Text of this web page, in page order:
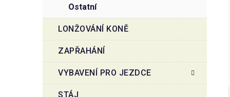
ostatní
LONŽOVÁNÍ KONĚ
ZAPŘAHÁNÍ
VYBAVENÍ PRO JEZDCE
STÁJ